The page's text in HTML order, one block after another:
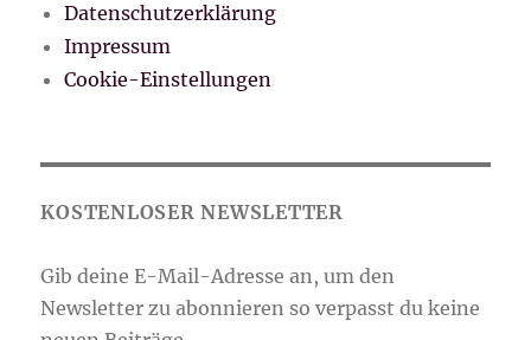
Datenschutzerklärung
Impressum
Cookie-Einstellungen